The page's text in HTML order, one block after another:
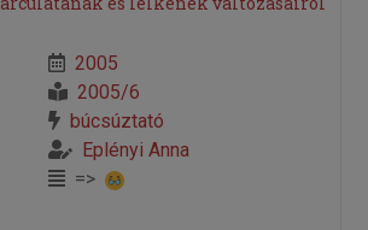
2005
2005/6
búcsúztató
Eplényi Anna
=>